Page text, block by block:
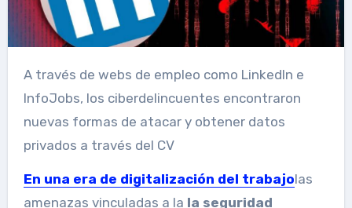
A través de webs de empleo como LinkedIn e
InfoJobs, los ciberdelincuentes encontraron
nuevas formas de atacar y obtener datos
privados a través del CV
En una era de digitalización del trabajolas
amenazas vinculadas a la la seguridad